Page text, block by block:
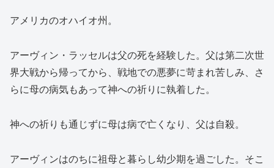
アメリカのオハイオ州。
アーヴィン・ラッセルは父の死を経験した。父は第二次世
界大戦から帰ってから、戦地での悪夢に苛まれ苦しみ、さ
らに母の病気もあって神への祈りに執着した。
神への祈りも通じずに母は病で亡くなり、父は自殺。
アーヴィンはのちに祖母と暮らし幼少期を過ごした。そこ